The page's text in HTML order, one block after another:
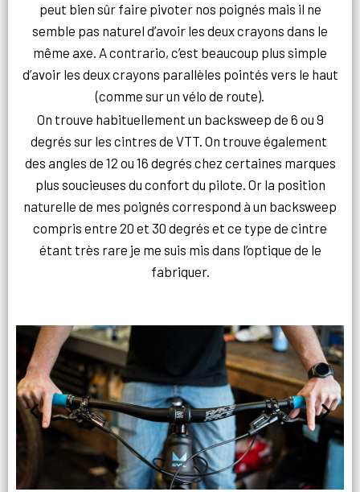
peut bien sûr faire pivoter nos poignés mais il ne
semble pas naturel d’avoir les deux crayons dans le
même axe. A contrario, c’est beaucoup plus simple
d’avoir les deux crayons parallèles pointés vers le haut
(comme sur un vélo de route).
On trouve habituellement un backsweep de 6 ou 9
degrés sur les cintres de VTT. On trouve également
des angles de 12 ou 16 degrés chez certaines marques
plus soucieuses du confort du pilote. Or la position
naturelle de mes poignés correspond à un backsweep
compris entre 20 et 30 degrés et ce type de cintre
étant très rare je me suis mis dans l’optique de le
fabriquer.